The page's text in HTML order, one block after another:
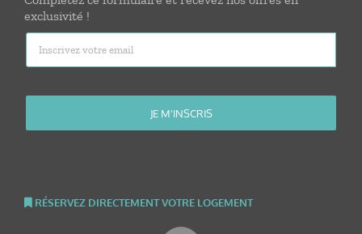
exclusivité !
RÉSERVEZ DIRECTEMENT VOTRE LOGEMENT